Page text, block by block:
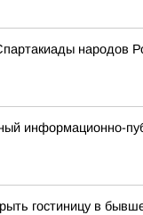
народов
информационно-
гостиницу в